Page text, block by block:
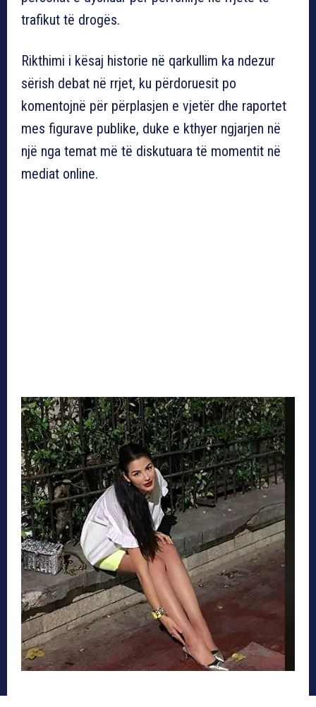
trafikut të drogës.
Rikthimi i kësaj historie në qarkullim ka ndezur
sërish debat në rrjet, ku përdoruesit po
komentojnë për përplasjen e vjetër dhe raportet
mes figurave publike, duke e kthyer ngjarjen në
një nga temat më të diskutuara të momentit në
mediat online.